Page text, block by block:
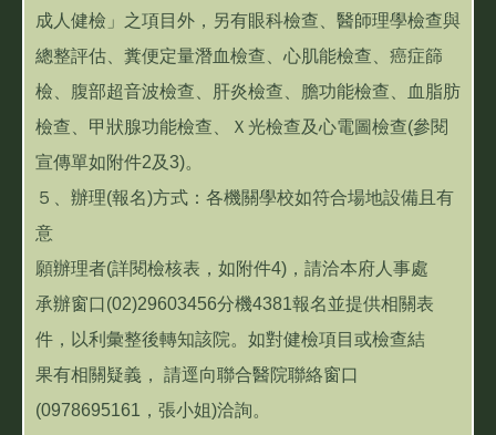
成人健檢」之項目外，另有眼科檢查、醫師理學檢查與
總整評估、糞便定量潛血檢查、心肌能檢查、癌症篩
檢、腹部超音波檢查、肝炎檢查、膽功能檢查、血脂肪
檢查、甲狀腺功能檢查、Ｘ光檢查及心電圖檢查(參閱
宣傳單如附件2及3)。
５、辦理(報名)方式：各機關學校如符合場地設備且有
意
願辦理者(詳閱檢核表，如附件4)，請洽本府人事處
承辦窗口(02)29603456分機4381報名並提供相關表
件，以利彙整後轉知該院。如對健檢項目或檢查結
果有相關疑義， 請逕向聯合醫院聯絡窗口
(0978695161，張小姐)洽詢。